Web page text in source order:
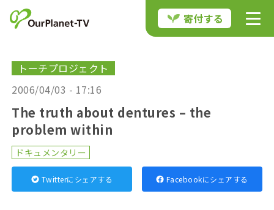
寄付する
トーチプロジェクト
2006/04/03 - 17:16
The truth about dentures – the
problem within
ドキュメンタリー
Twitterにシェアする Facebookにシェアする